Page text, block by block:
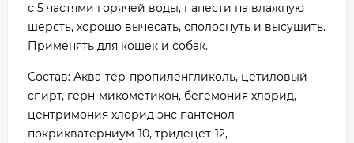
с 5 частями горячей воды, нанести на влажную
шерсть, хорошо вычесать, сполоснуть и высушить.
Применять для кошек и собак.
Состав: Аква-тер-пропиленгликоль, цетиловый
спирт, герн-микометикон, бегемония хлорид,
центримония хлорид энс пантенол
покрикватерниум-10, тридецет-12,